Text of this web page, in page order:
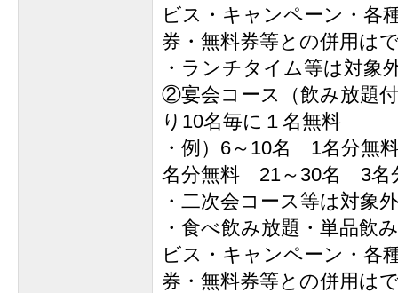
ビス・キャンペーン・各
券・無料券等との併用は
・ランチタイム等は対象
②宴会コース（飲み放題
り10名毎に１名無料
・例）6～10名 1名分
名分無料 21～30名 3名
・二次会コース等は対象
・食べ飲み放題・単品飲
ビス・キャンペーン・各
券・無料券等との併用は